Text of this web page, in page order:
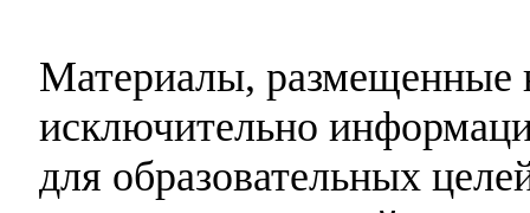
Материалы, размещенные
исключительно
для образовательных